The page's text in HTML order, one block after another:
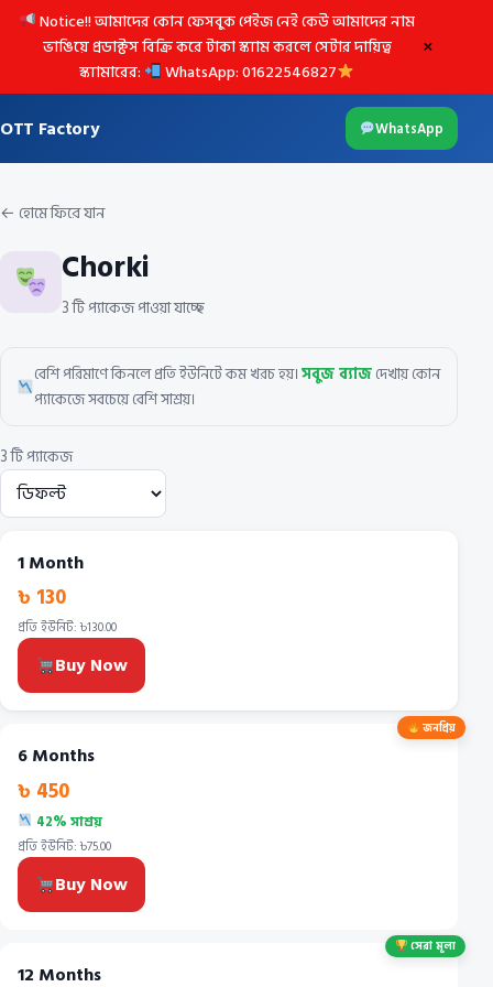
Notice!! আমাদের কোন ফেসবুক পেইজ নেই কেউ আমাদের নাম
ভাঙিয়ে প্রডাক্টস বিক্রি করে টাকা স্ক্যাম করলে সেটার দায়িত্ব
স্ক্যামারের:
WhatsApp: 01622546827
×
OTT Factory WhatsApp
← হোমে ফিরে যান
Chorki
3 টি প্যাকেজ পাওয়া যাচ্ছে
বেশি পরিমাণে কিনলে প্রতি ইউনিটে কম খরচ হয়।সবুজ ব্যাজদেখায় কোন
প্যাকেজে সবচেয়ে বেশি সাশ্রয়।
3 টি প্যাকেজ
1 Month
৳ 130
প্রতি ইউনিট: ৳130.00
Buy Now
জনপ্রিয়
6 Months
৳ 450
42% সাশ্রয়
প্রতি ইউনিট: ৳75.00
Buy Now
সেরা মূল্য
12 Months